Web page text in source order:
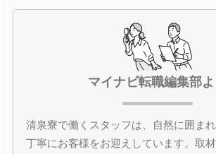
マイナビ転職編集部よ
清泉寮で働くスタッフは、自然に囲ま
丁寧にお客様をお迎えしています。取